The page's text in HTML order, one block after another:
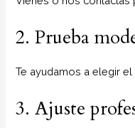
2. Prueba
Te ayudamos a elegir el
3. Ajuste